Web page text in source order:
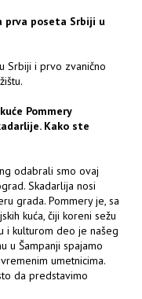
prva poseta Srbiji u
Srbiji i prvo zvanično
Pommery
Kako ste
odabrali smo ovaj
Skadarlija nosi
grada. Pommery je, sa
kuća, čiji koreni sežu
i kulturom deo je našeg
u Šampanji spajamo
umetnicima.
da predstavimo